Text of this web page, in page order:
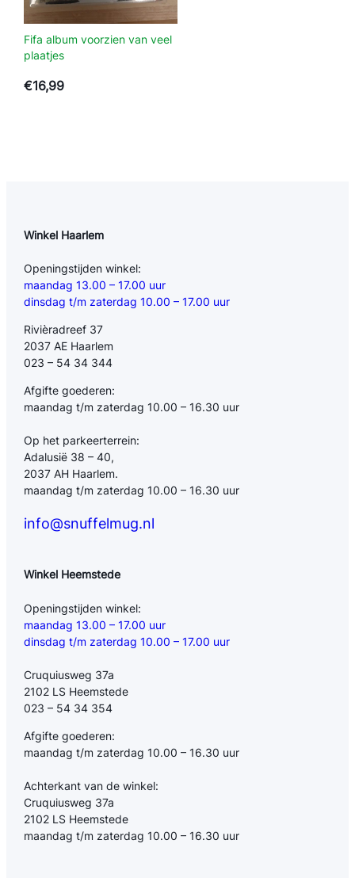
Fifa album voorzien van veel
plaatjes
€16,99
Winkel Haarlem
Openingstijden winkel:
maandag 13.00 – 17.00 uur
dinsdag t/m zaterdag 10.00 – 17.00 uur
Rivièradreef 37
2037 AE Haarlem
023 – 54 34 344
Afgifte goederen:
maandag t/m zaterdag 10.00 – 16.30 uur
Op het parkeerterrein:
Adalusië 38 – 40,
2037 AH Haarlem.
maandag t/m zaterdag 10.00 – 16.30 uur
info@snuffelmug.nl
Winkel Heemstede
Openingstijden winkel:
maandag 13.00 – 17.00 uur
dinsdag t/m zaterdag 10.00 – 17.00 uur
Cruquiusweg 37a
2102 LS Heemstede
023 – 54 34 354
Afgifte goederen:
maandag t/m zaterdag 10.00 – 16.30 uur
Achterkant van de winkel:
Cruquiusweg 37a
2102 LS Heemstede
maandag t/m zaterdag 10.00 – 16.30 uur